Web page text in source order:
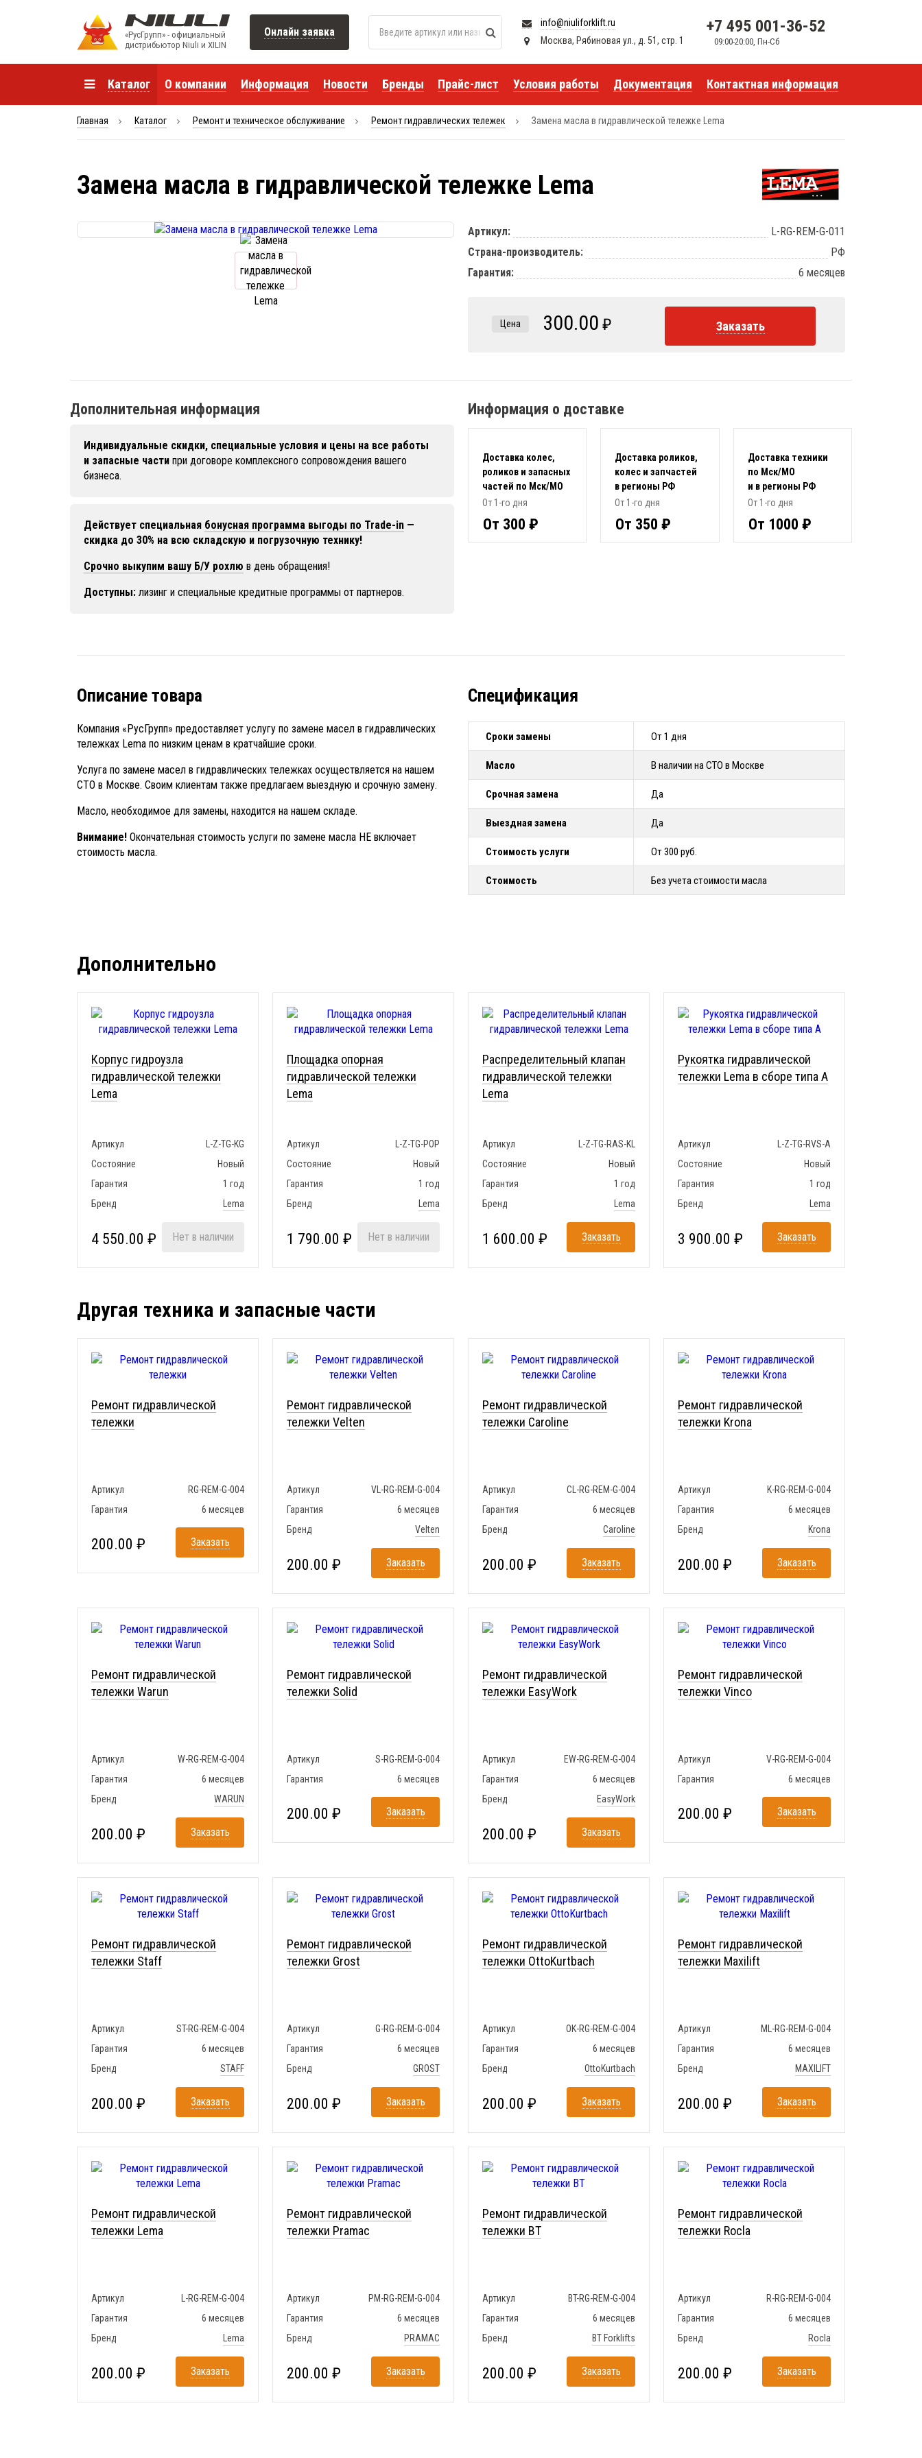
«РусГрупп» - официальный
диcтрибьютор Niuli и XILIN
Онлайн заявка
info@niuliforklift.ru
Москва, Рябиновая ул., д. 51, стр. 1
+7 495 001-36-52
09:00-20:00, Пн-Сб
Каталог О компании Информация Новости Бренды Прайс-лист Условия работы Документация Контактная информация
Главная Каталог Ремонт и техническое обслуживание Ремонт гидравлических тележек Замена масла в гидравлической тележке Lema
Замена масла в гидравлической тележке Lema
Артикул:
L-RG-REM-G-011
Страна-производитель:
РФ
Гарантия:
6 месяцев
Цена 300.00 ₽ Заказать
Дополнительная информация
Индивидуальные скидки, специальные условия и цены на все работы
и запасные части при договоре комплексного сопровождения вашего
бизнеса.
Действует специальная бонусная программа выгоды по Trade-in —
скидка до 30% на всю складскую и погрузочную технику!
Срочно выкупим вашу Б/У рохлю в день обращения!
Доступны: лизинг и специальные кредитные программы от партнеров.
Информация о доставке
Доставка колес,
роликов и запасных
частей по Мск/МО
От 1-го дня
От 300 ₽
Доставка роликов,
колес и запчастей
в регионы РФ
От 1-го дня
От 350 ₽
Доставка техники
по Мск/МО
и в регионы РФ
От 1-го дня
От 1000 ₽
Описание товара
Компания «РусГрупп» предоставляет услугу по замене масел в гидравлических
тележках Lema по низким ценам в кратчайшие сроки.
Услуга по замене масел в гидравлических тележках осуществляется на нашем
СТО в Москве. Своим клиентам также предлагаем выездную и срочную замену.
Масло, необходимое для замены, находится на нашем складе.
Внимание! Окончательная стоимость услуги по замене масла НЕ включает
стоимость масла.
Спецификация
Сроки замены От 1 дня
Масло В наличии на СТО в Москве
Срочная замена Да
Выездная замена Да
Стоимость услуги От 300 руб.
Стоимость Без учета стоимости масла
Дополнительно
Корпус гидроузла
гидравлической тележки
Lema
Артикул
L-Z-TG-KG
Состояние
Новый
Гарантия
1 год
Бренд
Lema
4 550.00 ₽ Нет в наличии
Площадка опорная
гидравлической тележки
Lema
Артикул
L-Z-TG-POP
Состояние
Новый
Гарантия
1 год
Бренд
Lema
1 790.00 ₽ Нет в наличии
Распределительный клапан
гидравлической тележки
Lema
Артикул
L-Z-TG-RAS-KL
Состояние
Новый
Гарантия
1 год
Бренд
Lema
1 600.00 ₽ Заказать
Рукоятка гидравлической
тележки Lema в сборе типа A
Артикул
L-Z-TG-RVS-A
Состояние
Новый
Гарантия
1 год
Бренд
Lema
3 900.00 ₽ Заказать
Другая техника и запасные части
Ремонт гидравлической
тележки
Артикул
RG-REM-G-004
Гарантия
6 месяцев
200.00 ₽ Заказать
Ремонт гидравлической
тележки Velten
Артикул
VL-RG-REM-G-004
Гарантия
6 месяцев
Бренд
Velten
200.00 ₽ Заказать
Ремонт гидравлической
тележки Caroline
Артикул
CL-RG-REM-G-004
Гарантия
6 месяцев
Бренд
Caroline
200.00 ₽ Заказать
Ремонт гидравлической
тележки Krona
Артикул
K-RG-REM-G-004
Гарантия
6 месяцев
Бренд
Krona
200.00 ₽ Заказать
Ремонт гидравлической
тележки Warun
Артикул
W-RG-REM-G-004
Гарантия
6 месяцев
Бренд
WARUN
200.00 ₽ Заказать
Ремонт гидравлической
тележки Solid
Артикул
S-RG-REM-G-004
Гарантия
6 месяцев
200.00 ₽ Заказать
Ремонт гидравлической
тележки EasyWork
Артикул
EW-RG-REM-G-004
Гарантия
6 месяцев
Бренд
EasyWork
200.00 ₽ Заказать
Ремонт гидравлической
тележки Vinco
Артикул
V-RG-REM-G-004
Гарантия
6 месяцев
200.00 ₽ Заказать
Ремонт гидравлической
тележки Staff
Артикул
ST-RG-REM-G-004
Гарантия
6 месяцев
Бренд
STAFF
200.00 ₽ Заказать
Ремонт гидравлической
тележки Grost
Артикул
G-RG-REM-G-004
Гарантия
6 месяцев
Бренд
GROST
200.00 ₽ Заказать
Ремонт гидравлической
тележки OttoKurtbach
Артикул
OK-RG-REM-G-004
Гарантия
6 месяцев
Бренд
OttoKurtbach
200.00 ₽ Заказать
Ремонт гидравлической
тележки Maxilift
Артикул
ML-RG-REM-G-004
Гарантия
6 месяцев
Бренд
MAXILIFT
200.00 ₽ Заказать
Ремонт гидравлической
тележки Lema
Артикул
L-RG-REM-G-004
Гарантия
6 месяцев
Бренд
Lema
200.00 ₽ Заказать
Ремонт гидравлической
тележки Pramac
Артикул
PM-RG-REM-G-004
Гарантия
6 месяцев
Бренд
PRAMAC
200.00 ₽ Заказать
Ремонт гидравлической
тележки BT
Артикул
BT-RG-REM-G-004
Гарантия
6 месяцев
Бренд
BT Forklifts
200.00 ₽ Заказать
Ремонт гидравлической
тележки Rocla
Артикул
R-RG-REM-G-004
Гарантия
6 месяцев
Бренд
Rocla
200.00 ₽ Заказать